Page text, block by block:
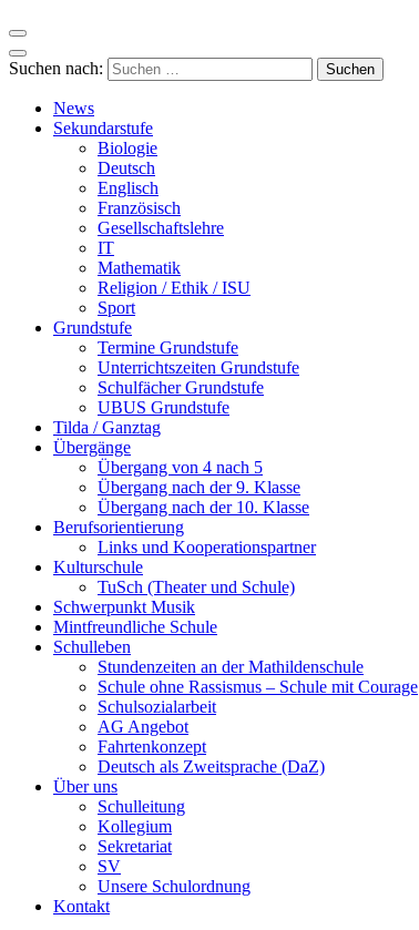
Suchen nach:
News
Sekundarstufe
Biologie
Deutsch
Englisch
Französisch
Gesellschaftslehre
IT
Mathematik
Religion / Ethik / ISU
Sport
Grundstufe
Termine Grundstufe
Unterrichtszeiten Grundstufe
Schulfächer Grundstufe
UBUS Grundstufe
Tilda / Ganztag
Übergänge
Übergang von 4 nach 5
Übergang nach der 9. Klasse
Übergang nach der 10. Klasse
Berufsorientierung
Links und Kooperationspartner
Kulturschule
TuSch (Theater und Schule)
Schwerpunkt Musik
Mintfreundliche Schule
Schulleben
Stundenzeiten an der Mathildenschule
Schule ohne Rassismus – Schule mit Courage
Schulsozialarbeit
AG Angebot
Fahrtenkonzept
Deutsch als Zweitsprache (DaZ)
Über uns
Schulleitung
Kollegium
Sekretariat
SV
Unsere Schulordnung
Kontakt